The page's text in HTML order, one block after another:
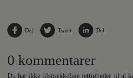
Del Tweet Del
0 kommentarer
Du har ikke tilstrækkelige rettigheder til at